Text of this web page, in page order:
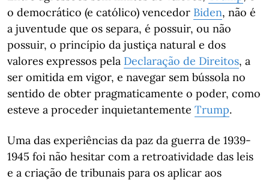
o democrático (e católico) vencedor Biden, não é
a juventude que os separa, é possuir, ou não
possuir, o princípio da justiça natural e dos
valores expressos pela Declaração de Direitos, a
ser omitida em vigor, e navegar sem bússola no
sentido de obter pragmaticamente o poder, como
esteve a proceder inquietantemente Trump.
Uma das experiências da paz da guerra de 1939-
1945 foi não hesitar com a retroatividade das leis
e a criação de tribunais para os aplicar aos